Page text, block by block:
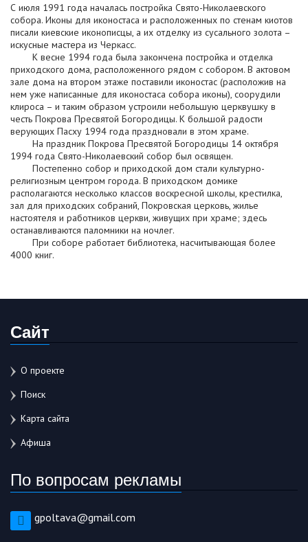
С июля 1991 года началась постройка Свято-Николаевского
собора. Иконы для иконостаса и расположенных по стенам киотов
писали киевские иконописцы, а их отделку из сусального золота –
искусные мастера из Черкасс.
К весне 1994 года была закончена постройка и отделка
приходского дома, расположенного рядом с собором. В актовом
зале дома на втором этаже поставили иконостас (расположив на
нем уже написанные для иконостаса собора иконы), соорудили
клироса – и таким образом устроили небольшую церквушку в
честь Покрова Пресвятой Богородицы. К большой радости
верующих Пасху 1994 года праздновали в этом храме.
На праздник Покрова Пресвятой Богородицы 14 октября
1994 года Свято-Николаевский собор был освящен.
Постепенно собор и приходской дом стали культурно-
религиозным центром города. В приходском домике
располагаются несколько классов воскресной школы, крестилка,
зал для приходских собраний, Покровская церковь, жилье
настоятеля и работников церкви, живущих при храме; здесь
останавливаются паломники на ночлег.
При соборе работает библиотека, насчитывающая более
4000 книг.
Сайт
О проекте
Поиск
Карта сайта
Афиша
По вопросам рекламы
gpoltava@gmail.com